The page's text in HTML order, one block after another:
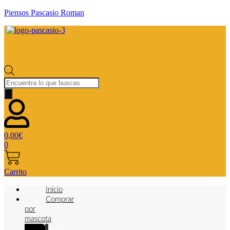
Piensos Pascasio Roman
Búsqueda
de
productos
0,00€
0
Carrito
Inicio
Comprar
por
mascota